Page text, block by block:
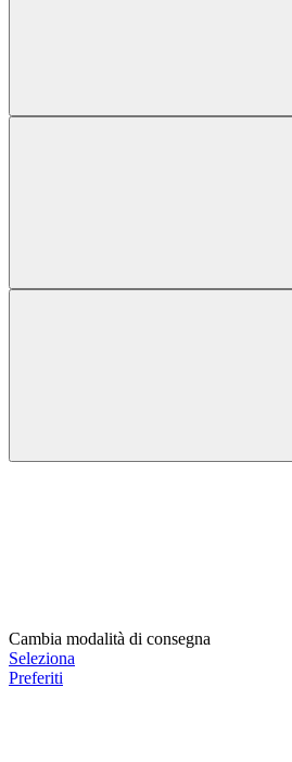
Cambia modalità di consegna
Seleziona
Preferiti